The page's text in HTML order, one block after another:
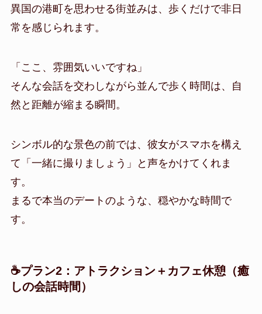
異国の港町を思わせる街並みは、歩くだけで非日
常を感じられます。
「ここ、雰囲気いいですね」
そんな会話を交わしながら並んで歩く時間は、自
然と距離が縮まる瞬間。
シンボル的な景色の前では、彼女がスマホを構え
て「一緒に撮りましょう」と声をかけてくれま
す。
まるで本当のデートのような、穏やかな時間で
す。
☕プラン2：アトラクション＋カフェ休憩（癒
しの会話時間）